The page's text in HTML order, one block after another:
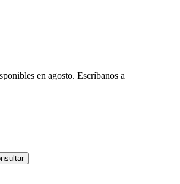
en agosto. Escríbanos a